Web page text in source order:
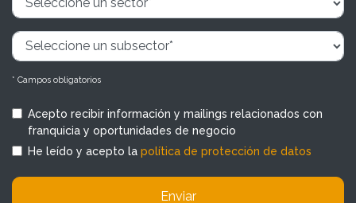
* Campos obligatorios
Acepto recibir información y mailings relacionados con
franquicia y oportunidades de negocio
He leído y acepto la política de protección de datos
Enviar